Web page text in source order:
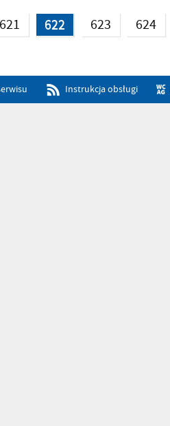
621 622 623 624
Instrukcja obsługi